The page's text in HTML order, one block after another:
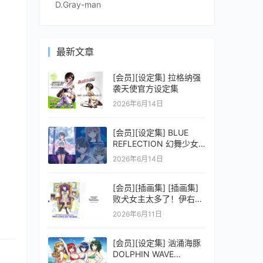
D.Gray-man
最新文章
[会员][设定集] 拉格纳强
袭天使官方设定集
2026年6月14日
[会员][设定集] BLUE
REFLECTION 幻舞少女
之剑公式ビジュアルコレ
2026年6月14日
[会员][插画集] [插画集]
败犬女主太多了！伊右群
ARTWORKS
2026年6月11日
[会员][设定集] 汹涌海豚
DOLPHIN WAVE